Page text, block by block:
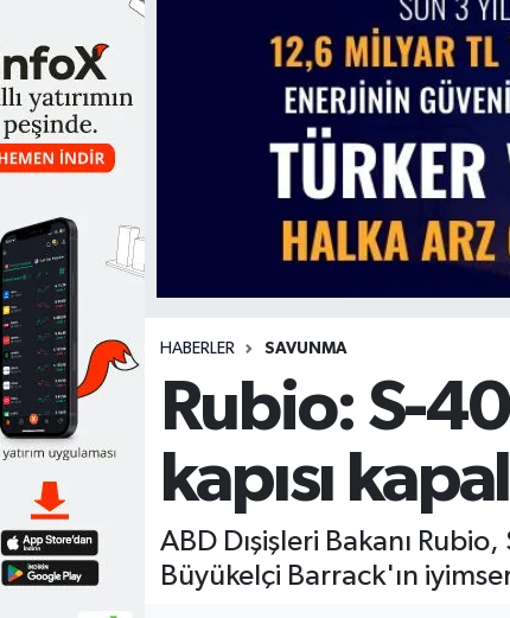
HABERLER SAVUNMA
Rubio: S-
kapısı
ABD Dışişleri Bakanı
Büyükelçi Barrack'ın